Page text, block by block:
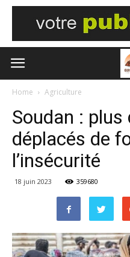
Home Agriculture
Soudan :
déplacés de
l’insécurité
18 juin 2023 359680